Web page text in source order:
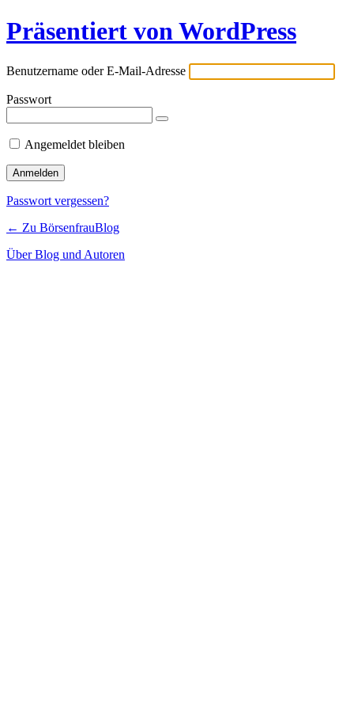
Präsentiert von WordPress
Benutzername oder E-Mail-Adresse
Passwort
Angemeldet bleiben
Passwort vergessen?
← Zu BörsenfrauBlog
Über Blog und Autoren